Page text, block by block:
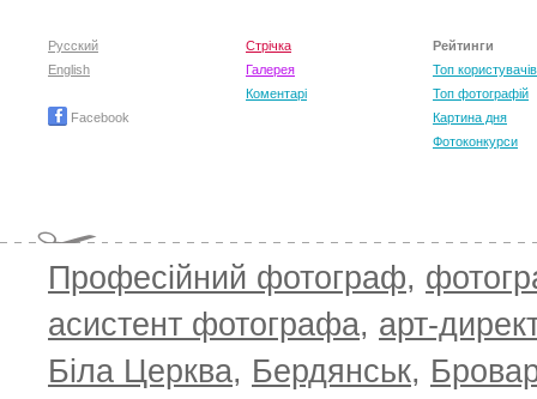
TOP 100 for May 2026 0 +6.59 ТОП 100
+4.30
Русский
English
Facebook
Стрічка
Галерея
Коментарі
Рейтинги
Топ користувачів
Топ фотографій
Картина дня
Фотоконкурси
Професійний фотограф,
асистент фотографа, арт-
Біла Церква, Бердянськ,